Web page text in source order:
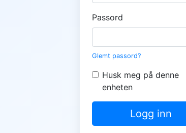
Passord
Glemt passord?
Husk meg på denne
enheten
Logg inn